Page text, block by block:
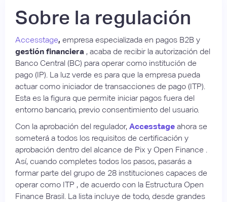
Sobre la regulación
Accesstage, empresa especializada en pagos B2B y
gestión financiera , acaba de recibir la autorización del
Banco Central (BC) para operar como institución de
pago (IP). La luz verde es para que la empresa pueda
actuar como iniciador de transacciones de pago (ITP).
Esta es la figura que permite iniciar pagos fuera del
entorno bancario, previo consentimiento del usuario.
Con la aprobación del regulador, Accesstage ahora se
someterá a todos los requisitos de certificación y
aprobación dentro del alcance de Pix y Open Finance .
Así, cuando completes todos los pasos, pasarás a
formar parte del grupo de 28 instituciones capaces de
operar como ITP , de acuerdo con la Estructura Open
Finance Brasil. La lista incluye de todo, desde grandes